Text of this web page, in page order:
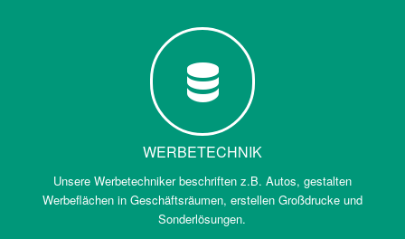
WERBETECHNIK
Unsere Werbetechniker beschriften z.B. Autos, gestalten
Werbeflächen in Geschäftsräumen, erstellen Großdrucke und
Sonderlösungen.